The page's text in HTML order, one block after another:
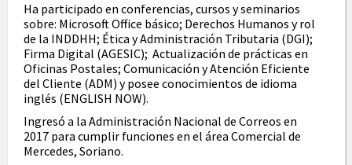
Ha participado en conferencias, cursos y seminarios
sobre: Microsoft Office básico; Derechos Humanos y rol
de la INDDHH; Ética y Administración Tributaria (DGI);
Firma Digital (AGESIC); Actualización de prácticas en
Oficinas Postales; Comunicación y Atención Eficiente
del Cliente (ADM) y posee conocimientos de idioma
inglés (ENGLISH NOW).
Ingresó a la Administración Nacional de Correos en
2017 para cumplir funciones en el área Comercial de
Mercedes, Soriano.